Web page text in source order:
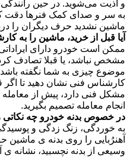
می‌شوید. در حین رانندگی حتماً
صدای کمک فنرها دقت کنید. تا
حرف دیگران را درباره
از خرید، ماشین را به
خودرو دارای ایراداتی باشد
یا قبلا تصادف کرده باشد
چیزی به شما نگفته باشد. بهتر
فنی نشان دهید تا اگر قبلا
دارد، پیش از معامله متوجه
تصمیم بگیرید.
بدنه خودرو چه نکاتی را باید
زنگ زدگی و پوسیدگی
را روی بدنه ی ماشین حرکت
از بدنه نچسبید، نشانه ی آن